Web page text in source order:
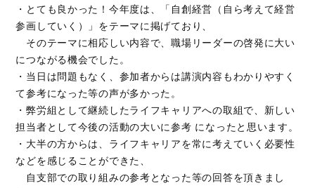
・とても良かった！今年度は、「自創経営（自ら考えて経営
参画していく）」をテーマに掲げており、
そのテーマに相応しい内容で、職場リーダーの啓発に大い
につながる機会でした。
・当日は問題もなく、参加者からは講演内容もわかりやすく
て参考になった等の声が多かった。
・弊労組として継続したライフキャリアへの取組で、新しい
担当者として今後の活動の大いに参考 になったと思います。
・大半の方からは、ライフキャリアを常に考えていく必要性
などを感じることができた、
自支部での取り組みの参考となった等の回答を頂きまし